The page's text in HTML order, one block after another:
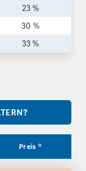
23 %
30 %
33 %
Preis *